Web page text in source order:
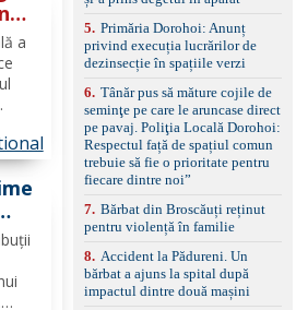
a
LED, proiectoare ceață
LED, spălătoare faruri
Senzori parcare
față/spate, cameră
& start, geamuri electrice
față/spate, oglinzi
electrice, încălzite și
rabatabile Sistem hands-
free, Bluetooth, USB
Sistem start/stop, frână
de parcare electrică,
anvelope vară runflat
filtru de particule,
standard Euro 6 Trapă
panoramică, geamuri
5. Primăria Dorohoi: Anunț
privind execuția lucrărilor de
dezinsecție în spațiile verzi
6. Tânăr pus să măture cojile de
seminţe pe care le aruncase direct
pe pavaj. Poliţia Locală Dorohoi:
Respectul față de spațiul comun
trebuie să fie o prioritate pentru
fiecare dintre noi”
7. Bărbat din Broscăuți reținut
pentru violență în familie
8. Accident la Pădureni. Un
bărbat a ajuns la spital după
impactul dintre două mașini